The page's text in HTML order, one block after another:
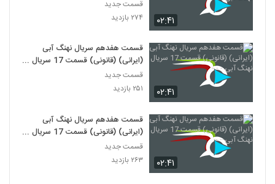
۰۲:۴۱
قسمت جدید
۲۷۴ بازدید
۰۲:۴۱
قسمت هفدهم سریال نهنگ آبی
(ایرانی) (قانونی) قسمت 17 سریال
نهنگ آبی - - -
قسمت جدید
۲۵۱ بازدید
۰۲:۴۱
قسمت هفدهم سریال نهنگ آبی
(ایرانی) (قانونی) قسمت 17 سریال
نهنگ آبی-- -
قسمت جدید
۲۶۳ بازدید